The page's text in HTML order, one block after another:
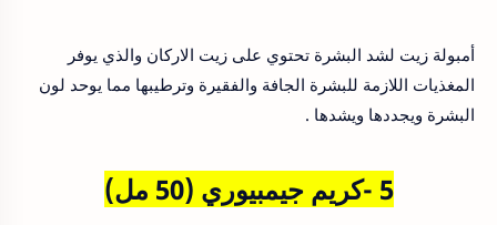
أمبولة زيت لشد البشرة تحتوي على زيت الاركان والذي يوفر
المغذيات اللازمة للبشرة الجافة والفقيرة وترطيبها مما يوحد لون
البشرة ويجددها ويشدها .
5 -كريم جيمبيوري (50 مل)